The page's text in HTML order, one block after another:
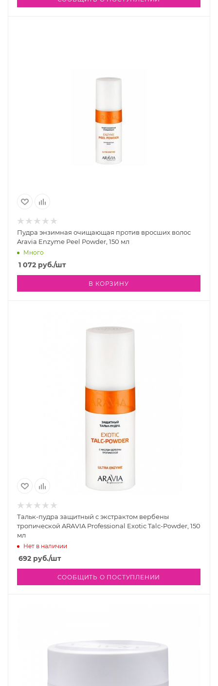
Пудра энзимная очищающая против вросших волос
Aravia Enzyme Peel Powder, 150 мл
Много
1 072 руб./шт
В КОРЗИНУ
Тальк-пудра защитный с экстрактом вербены
тропической ARAVIA Professional Exotic Talc-Powder, 150
мл
Нет в наличии
692 руб./шт
СООБЩИТЬ О ПОСТУПЛЕНИИ